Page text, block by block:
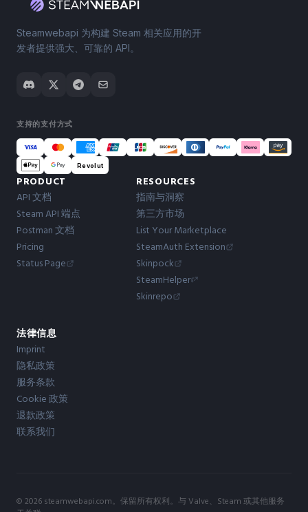
Steamwebapi 为构建 Steam 相关应用的开
发者提供强大、可靠的 API。
支持的支付方式
Revolut
PRODUCT
API 文档
Steam API 端点
Postman 文档
Pricing
Status Page
RESOURCES
指南与洞察
第三方市场
List Your Marketplace
SteamAuth Extension
Skinpock
SteamHelper
Skinrepo
法律信息
Imprint
隐私政策
服务条款
Cookie 政策
退款政策
联系我们
© 2026 steamwebapi.com。保留所有权利。与 Valve、Steam 或其他服务